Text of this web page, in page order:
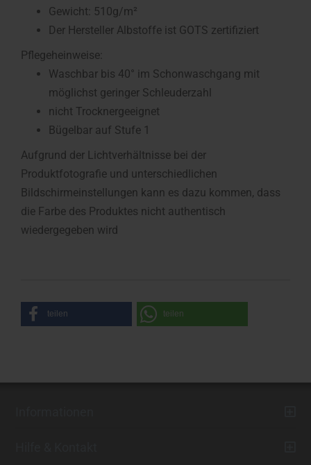
Gewicht: 510g/m²
Der Hersteller Albstoffe ist GOTS zertifiziert
Pflegeheinweise:
Waschbar bis 40° im Schonwaschgang mit
möglichst geringer Schleuderzahl
nicht Trocknergeeignet
Bügelbar auf Stufe 1
Aufgrund der Lichtverhältnisse bei der
Produktfotografie und unterschiedlichen
Bildschirmeinstellungen kann es dazu kommen, dass
die Farbe des Produktes nicht authentisch
wiedergegeben wird
teilen teilen